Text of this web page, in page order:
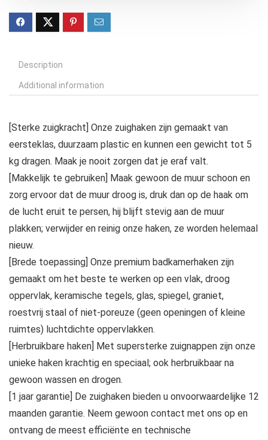
Description
Additional information
[Sterke zuigkracht] Onze zuighaken zijn gemaakt van
eersteklas, duurzaam plastic en kunnen een gewicht tot 5
kg dragen. Maak je nooit zorgen dat je eraf valt.
[Makkelijk te gebruiken] Maak gewoon de muur schoon en
zorg ervoor dat de muur droog is, druk dan op de haak om
de lucht eruit te persen, hij blijft stevig aan de muur
plakken; verwijder en reinig onze haken, ze worden helemaal
nieuw.
[Brede toepassing] Onze premium badkamerhaken zijn
gemaakt om het beste te werken op een vlak, droog
oppervlak, keramische tegels, glas, spiegel, graniet,
roestvrij staal of niet-poreuze (geen openingen of kleine
ruimtes) luchtdichte oppervlakken.
[Herbruikbare haken] Met supersterke zuignappen zijn onze
unieke haken krachtig en speciaal; ook herbruikbaar na
gewoon wassen en drogen.
[1 jaar garantie] De zuighaken bieden u onvoorwaardelijke 12
maanden garantie. Neem gewoon contact met ons op en
ontvang de meest efficiënte en technische